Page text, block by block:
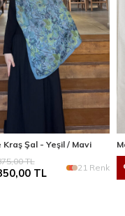
Şal - Yeşil / Mavi
TL
TL 21 Renk